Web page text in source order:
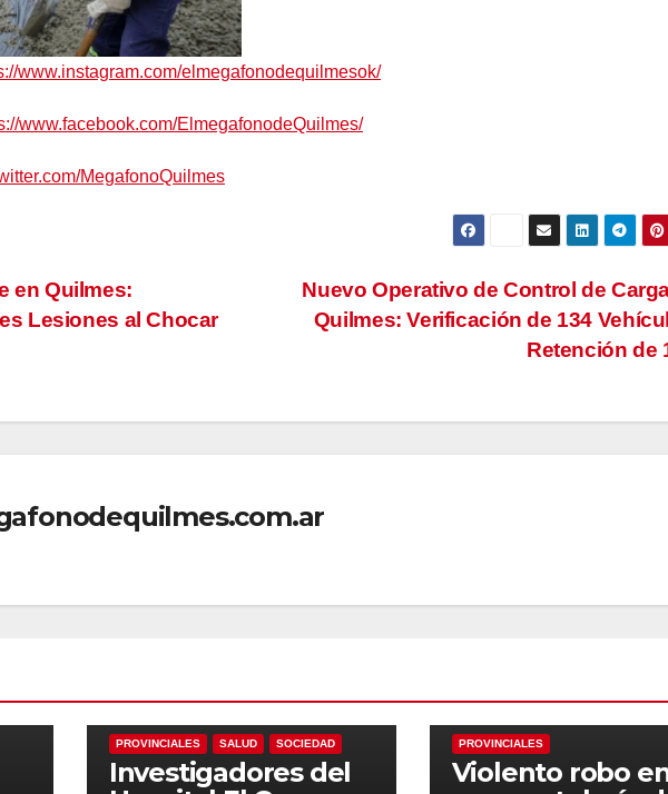
www.instagram.com/elmegafonodequilmesok/
www.facebook.com/ElmegafonodeQuilmes/
MegafonoQuilmes
Nuevo Operativo de Control de
Quilmes: Verificación de 134
Retención de
en Quilmes:
Lesiones al Chocar
PROVINCIALES SALUD SOCIEDAD
Investigadores del
PROVINCIALES
Violento robo